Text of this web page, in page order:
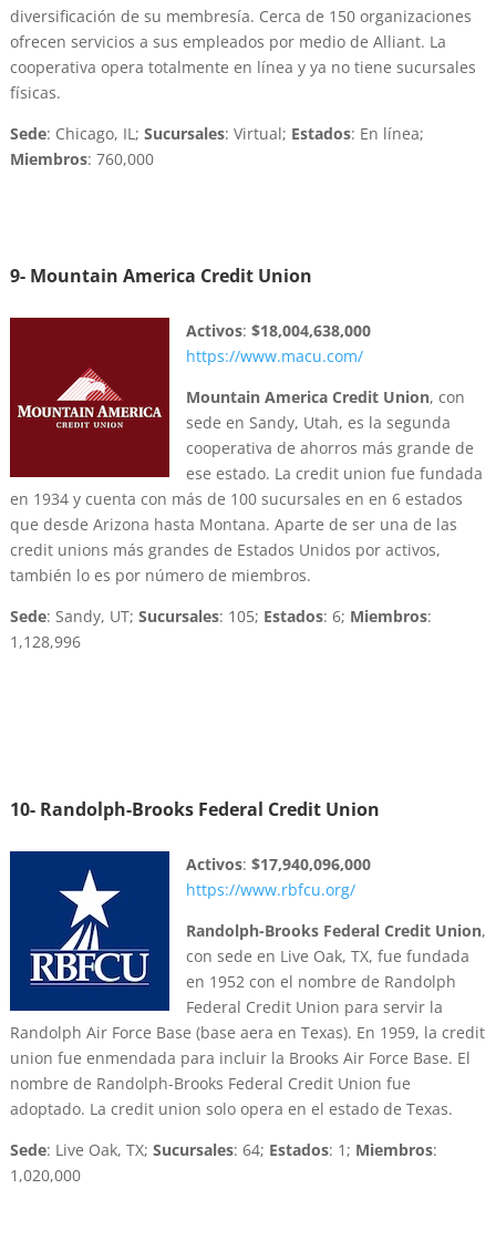
diversificación de su membresía. Cerca de 150 organizaciones
ofrecen servicios a sus empleados por medio de Alliant. La
cooperativa opera totalmente en línea y ya no tiene sucursales
físicas.
Sede: Chicago, IL; Sucursales: Virtual; Estados: En línea;
Miembros: 760,000
9- Mountain America Credit Union
Activos: $18,004,638,000
https://www.macu.com/
Mountain America Credit Union, con
sede en Sandy, Utah, es la segunda
cooperativa de ahorros más grande de
ese estado. La credit union fue fundada
en 1934 y cuenta con más de 100 sucursales en en 6 estados
que desde Arizona hasta Montana. Aparte de ser una de las
credit unions más grandes de Estados Unidos por activos,
también lo es por número de miembros.
Sede: Sandy, UT; Sucursales: 105; Estados: 6; Miembros:
1,128,996
10- Randolph-Brooks Federal Credit Union
Activos: $17,940,096,000
https://www.rbfcu.org/
Randolph-Brooks Federal Credit Union,
con sede en Live Oak, TX, fue fundada
en 1952 con el nombre de Randolph
Federal Credit Union para servir la
Randolph Air Force Base (base aera en Texas). En 1959, la credit
union fue enmendada para incluir la Brooks Air Force Base. El
nombre de Randolph-Brooks Federal Credit Union fue
adoptado. La credit union solo opera en el estado de Texas.
Sede: Live Oak, TX; Sucursales: 64; Estados: 1; Miembros:
1,020,000